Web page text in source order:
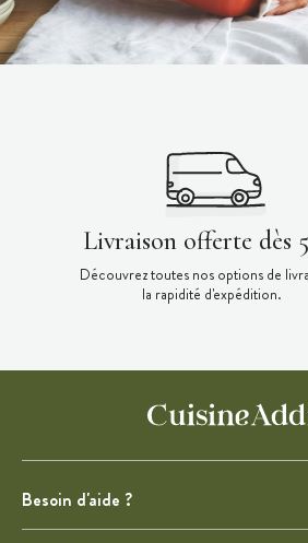
Livraison offerte dès
Découvrez toutes nos options de
la rapidité d'expédition.
Besoin d'aide ?